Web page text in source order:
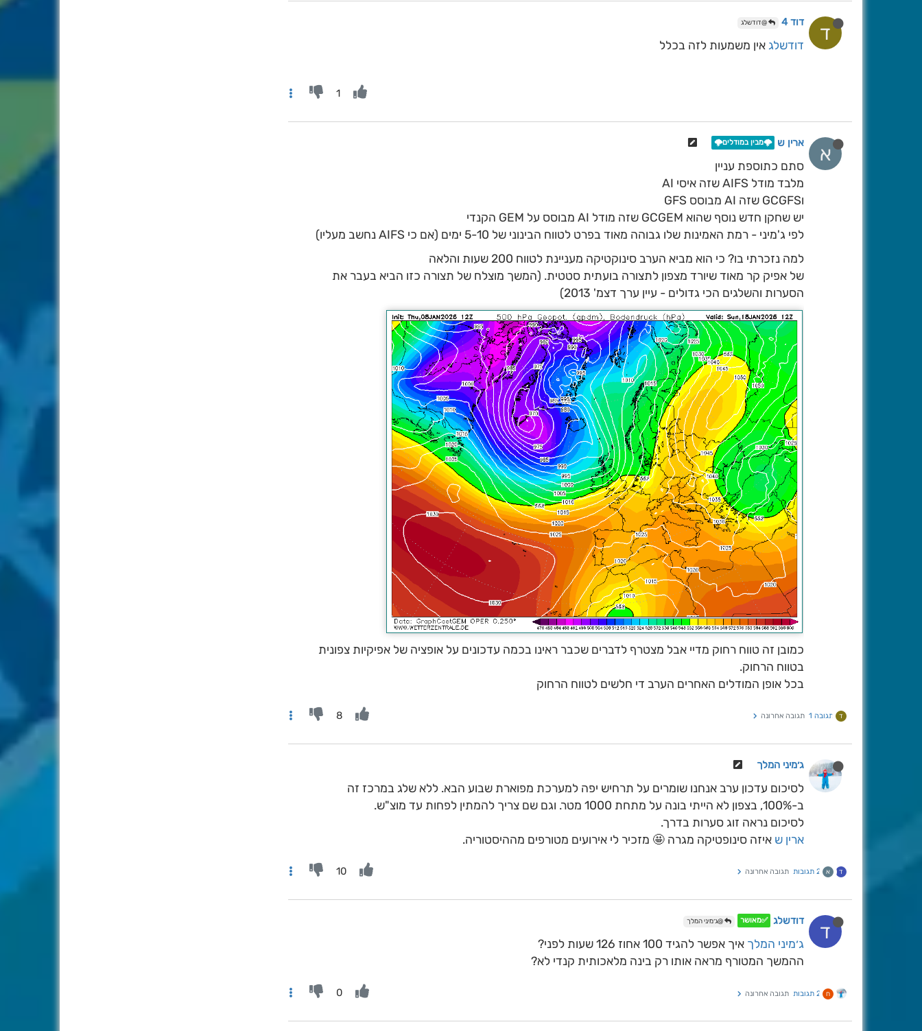
ד דוד 4 @דודשלג
דודשלג אין משמעות לזה בכלל
1
א ארין ש 🌩️מבין במודלים🌩️
סתם כתוספת עניין
מלבד מודל AIFS שזה איסי AI
וGCGFS שזה AI מבוסס GFS
יש שחקן חדש נוסף שהוא GCGEM שזה מודל AI מבוסס על GEM הקנדי
לפי ג'מיני - רמת האמינות שלו גבוהה מאוד בפרט לטווח הבינוני של 5-10 ימים (אם כי AIFS נחשב מעליו)
למה נזכרתי בו? כי הוא מביא הערב סינוקטיקה מעניינת לטווח 200 שעות והלאה
של אפיק קר מאוד שיורד מצפון לתצורה בועתית סטטית. (המשך מוצלח של תצורה כזו הביא בעבר את
הסערות והשלגים הכי גדולים - עיין ערך דצמ' 2013)
כמובן זה טווח רחוק מדיי אבל מצטרף לדברים שכבר ראינו בכמה עדכונים על אופציה של אפיקיות צפונית
בטווח הרחוק.
בכל אופן המודלים האחרים הערב די חלשים לטווח הרחוק
ד תגובה 1 תגובה אחרונה 8
ג׳מיני המלך
לסיכום עדכון ערב אנחנו שומרים על תרחיש יפה למערכת מפוארת שבוע הבא. ללא שלג במרכז זה
ב-100%, בצפון לא הייתי בונה על מתחת 1000 מטר. וגם שם צריך להמתין לפחות עד מוצ"ש.
לסיכום נראה זוג סערות בדרך.
ארין ש איזה סינופטיקה מגרה 🤩 מזכיר לי אירועים מטורפים מההיסטוריה.
ד א 2 תגובות תגובה אחרונה 10
ד דודשלג ✅מאושר @ג׳מיני המלך
ג׳מיני המלך איך אפשר להגיד 100 אחוז 126 שעות לפני?
ההמשך המטורף מראה אותו רק בינה מלאכותית קנדי לא?
ח 2 תגובות תגובה אחרונה 0